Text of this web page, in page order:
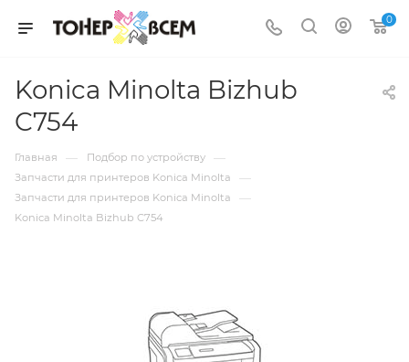
0
Konica Minolta Bizhub
C754
Главная — Подбор по устройству —
Запчасти для принтеров Konica Minolta —
Запчасти для принтеров Konica Minolta —
Konica Minolta Bizhub C754